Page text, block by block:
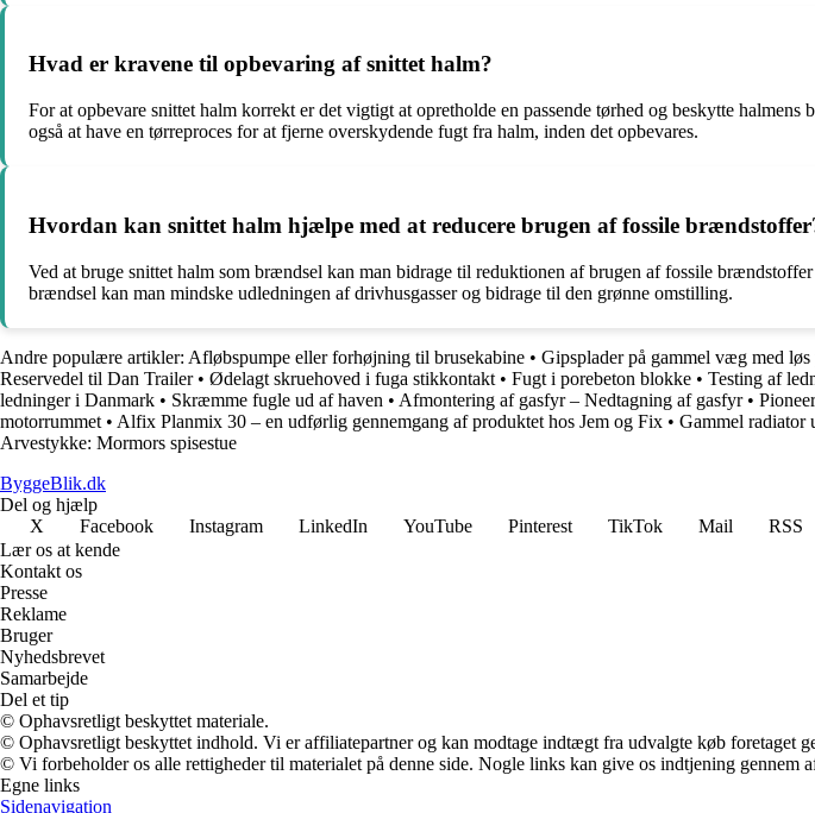
Hvad er kravene til opbevaring af snittet halm?
For at opbevare snittet halm korrekt er det vigtigt at opretholde en passende tørhed og beskytte
også at have en tørreproces for at fjerne overskydende fugt fra halm, inden det opbevares.
Hvordan kan snittet halm hjælpe med at reducere brugen af fossile
Ved at bruge snittet halm som brændsel kan man bidrage til reduktionen af brugen af fossile
brændsel kan man mindske udledningen af drivhusgasser og bidrage til den grønne omstilling.
Andre populære artikler: Afløbspumpe eller forhøjning til brusekabine • Gipsplader på gammel væg med løs
Reservedel til Dan Trailer• Ødelagt skruehoved i fuga stikkontakt • Fugt i porebeton blokke • Testing af
ledninger i Danmark • Skræmme fugle ud af haven • Afmontering af gasfyr – Nedtagning af gasfyr•
motorrummet • Alfix Planmix 30 – en udførlig gennemgang af produktet hos Jem og Fix • Gammel radiator
Arvestykke: Mormors spisestue
ByggeBlik.dk
Del og hjælp
X
Facebook Instagram LinkedIn YouTube Pinterest TikTok Mail
RSS
Lær os at kende
Kontakt os
Presse
Reklame
Bruger
Nyhedsbrevet
Samarbejde
Del et tip
© Ophavsretligt beskyttet materiale.
© Ophavsretligt beskyttet indhold. Vi er affiliatepartner og kan modtage indtægt fra udvalgte køb foretaget
© Vi forbeholder os alle rettigheder til materialet på denne side. Nogle links kan give os indtjening
Egne links
Sidenavigation